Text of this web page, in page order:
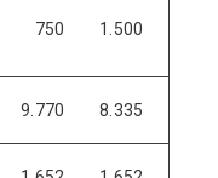
750 1.500
9.770 8.335